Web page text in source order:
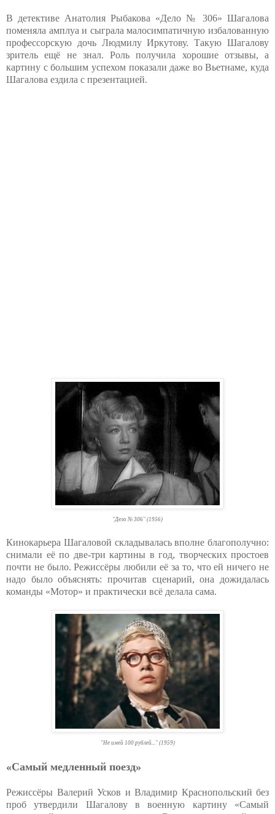
В детективе Анатолия Рыбакова «Дело № 306» Шагалова
поменяла амплуа и сыграла малосимпатичную избалованную
профессорскую дочь Людмилу Иркутову. Такую Шагалову
зритель ещё не знал. Роль получила хорошие отзывы, а
картину с большим успехом показали даже во Вьетнаме, куда
Шагалова ездила с презентацией.
"Дело № 306" (1956)
Кинокарьера Шагаловой складывалась вполне благополучно:
снимали её по две-три картины в год, творческих простоев
почти не было. Режиссёры любили её за то, что ей ничего не
надо было объяснять: прочитав сценарий, она дожидалась
команды «Мотор» и практически всё делала сама.
"Не имей 100 рублей..." (1959)
«Самый медленный поезд»
Режиссёры Валерий Усков и Владимир Краснопольский без
проб утвердили Шагалову в военную картину «Самый